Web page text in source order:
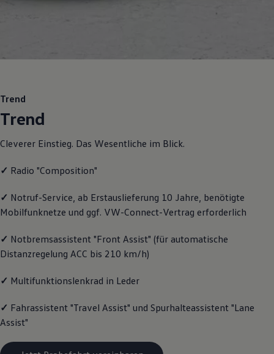
Digitale Extras
Handy und Fahrzeug verbinden
Über Ihr Auto
Vorgängermodelle
Kundeninformationen
Warn- und Kontrollleuchten
Assistenzsysteme
Digitale Betriebsanleitung
Magazin
Transport
Volkswagen R
Pannen- und Unfallhilfe
Trend
Trend
Cleverer Einstieg. Das Wesentliche im Blick.
✓ Radio "Composition"
✓ Notruf-Service , ab Erstauslieferung 10 Jahre, benötigte
Mobilfunknetze und ggf. VW-Connect-Vertrag erforderlich
✓ Notbremsassistent "Front Assist" (für automatische
Distanzregelung ACC bis 210 km/h)
✓ Multifunktionslenkrad in Leder
✓ Fahrassistent "Travel Assist" und Spurhalteassistent "Lane
Assist"